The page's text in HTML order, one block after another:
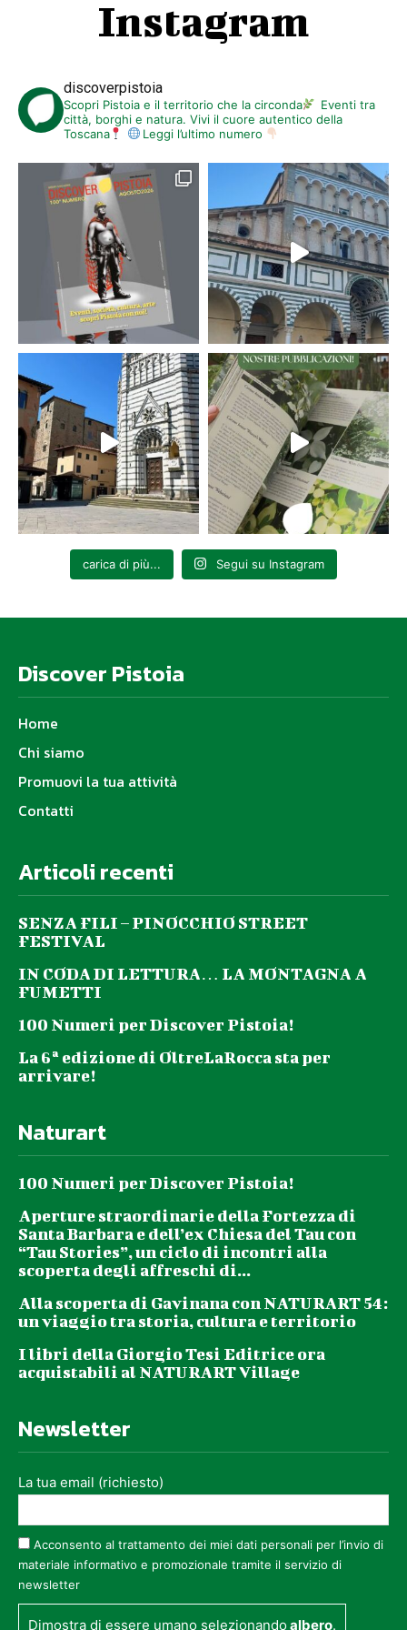
Instagram
discoverpistoia
Scopri Pistoia e il territorio che la circonda
Eventi tra
città, borghi e natura. Vivi il cuore autentico della
Toscana
Leggi l’ultimo numero
carica di più... Segui su Instagram
Discover Pistoia
Home
Chi siamo
Promuovi la tua attività
Contatti
Articoli recenti
SENZA FILI – PINOCCHIO STREET
FESTIVAL
IN CODA DI LETTURA… LA MONTAGNA A
FUMETTI
100 Numeri per Discover Pistoia!
La 6ª edizione di OltreLaRocca sta per
arrivare!
Naturart
100 Numeri per Discover Pistoia!
Aperture straordinarie della Fortezza di
Santa Barbara e dell’ex Chiesa del Tau con
“Tau Stories”, un ciclo di incontri alla
scoperta degli affreschi di...
Alla scoperta di Gavinana con NATURART 54:
un viaggio tra storia, cultura e territorio
I libri della Giorgio Tesi Editrice ora
acquistabili al NATURART Village
Newsletter
La tua email (richiesto)
Acconsento al trattamento dei miei dati personali per l’invio di
materiale informativo e promozionale tramite il servizio di
newsletter
Dimostra di essere umano selezionandoalbero.